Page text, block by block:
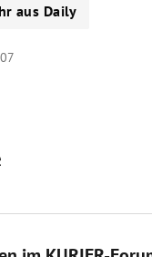
aus Daily